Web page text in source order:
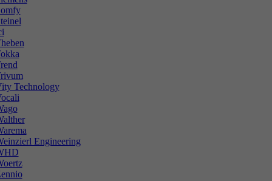
Technology
Engineering